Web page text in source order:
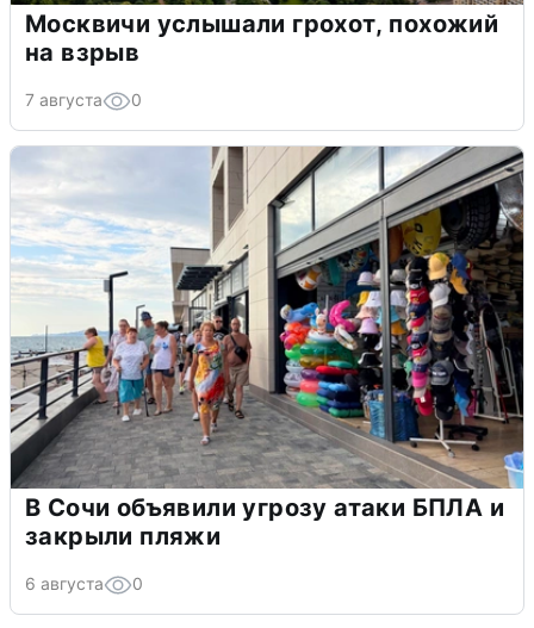
Москвичи услышали грохот, похожий
на взрыв
7 августа 0
В Сочи объявили угрозу атаки БПЛА и
закрыли пляжи
6 августа 0